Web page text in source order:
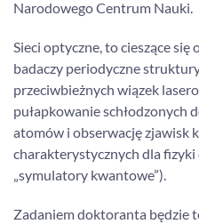
Narodowego Centrum Nauki.
Sieci optyczne, to cieszące
badaczy periodyczne
przeciwbieżnych wiązek
pułapkowanie schłodzonych
atomów i obserwację zjawisk
charakterystycznych dla fizyki
„symulatory kwantowe”).
Zadaniem doktoranta będzie